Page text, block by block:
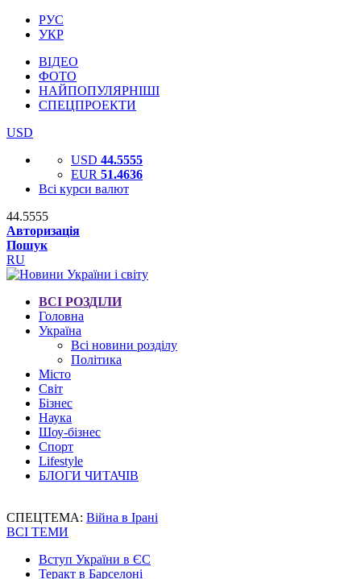
РУС
УКР
ВІДЕО
ФОТО
НАЙПОПУЛЯРНІШІ
СПЕЦПРОЕКТИ
USD
USD 44.5555
EUR 51.4636
Всі курси валют
44.5555
Авторизація
Пошук
RU
ВСІ РОЗДІЛИ
Головна
Україна
Всі новини розділу
Політика
Місто
Світ
Бізнес
Наука
Шоу-бізнес
Спорт
Lifestyle
БЛОГИ ЧИТАЧІВ
СПЕЦТЕМА: Війна в Ірані
ВСІ ТЕМИ
Вступ України в ЄС
Теракт в Барселоні